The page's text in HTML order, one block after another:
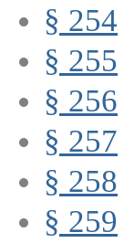
§ 254
§ 255
§ 256
§ 257
§ 258
§ 259